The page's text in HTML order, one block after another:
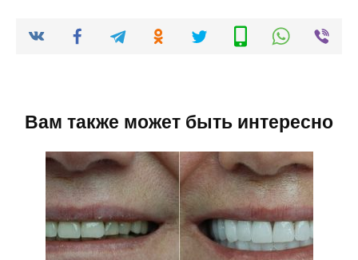
Вам также может быть интересно